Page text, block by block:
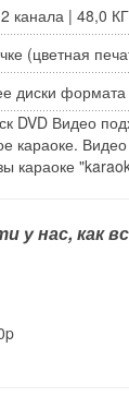
канала | 48,0
(цветная
диски
DVD Видео
караоке.
караоке
у нас, как